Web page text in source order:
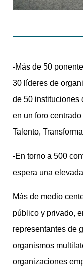
-Más de 50
30 líderes de
de 50 instituciones
en un foro
Talento,
-En torno a 500
espera una
Más de medio
público y privado,
representantes de
organismos
organizaciones